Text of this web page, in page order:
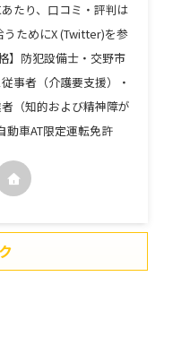
たり、口コミ・評判は
ためにX (Twitter)を参
】防犯設備士・交野市
事者（介護要支援）・
（知的および精神障が
動車AT限定運転免許